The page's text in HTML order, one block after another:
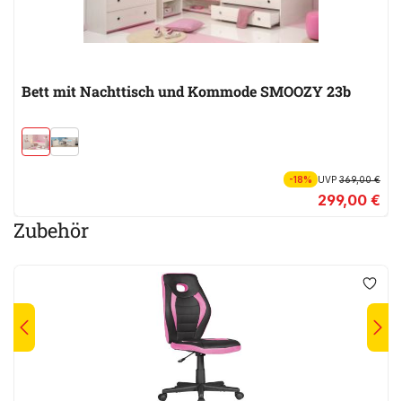
Bett mit Nachttisch und Kommode SMOOZY 23b
-18% UVP369,00 €
299,00 €
Zubehör